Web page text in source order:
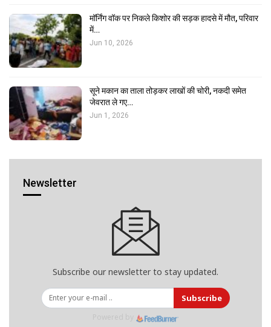
मॉर्निंग वॉक पर निकले किशोर की सड़क हादसे में मौत, परिवार
में…
Jun 10, 2026
सूने मकान का ताला तोड़कर लाखों की चोरी, नकदी समेत
जेवरात ले गए…
Jun 1, 2026
Newsletter
Subscribe our newsletter to stay updated.
Subscribe